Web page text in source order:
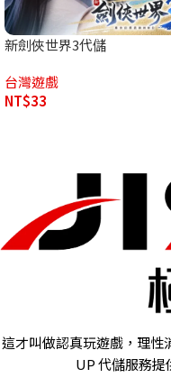
新劍俠世界3代儲
台灣遊戲
NT$33
這才叫做認真玩遊戲，理性
UP 代儲服務